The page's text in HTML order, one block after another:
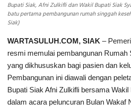
Bupati Siak, Afni Zulkifli dan Wakil Bupati Siak
batu pertama pembangunan rumah singgah
Siak)
WARTASULUH.COM, SIAK –
resmi memulai pembangunan Rumah
yang dikhususkan bagi pasien dan
Pembangunan ini diawali dengan
Bupati Siak Afni Zulkifli bersama
dalam acara peluncuran Bulan Wakaf